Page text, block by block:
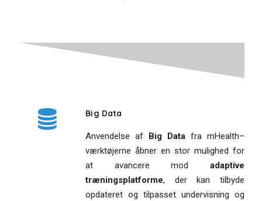
Big Data
Anvendelse af Big Datafra mHealth–
værktøjerne åbner en stor mulighed for
at avancere mod adaptive
træningsplatforme, der kan tilbyde
opdateret og tilpasset undervisning og